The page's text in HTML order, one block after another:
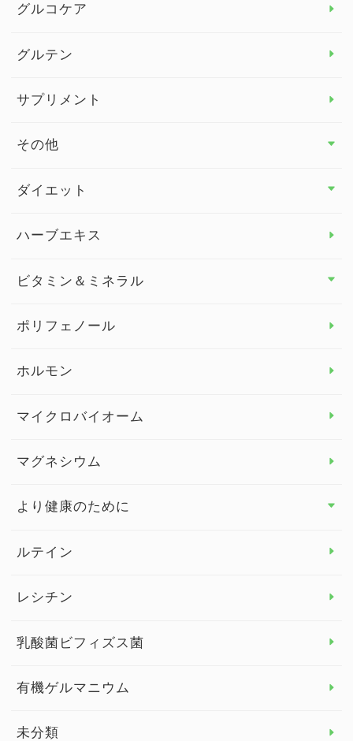
グルコケア
グルテン
サプリメント
その他
その他 トップ
健康セミナー
ダイエット
ダイエット トップ
ハーブエキス
ビタミン＆ミネラル
ビタミン＆ミネラル トップ
ビタミンE
ポリフェノール
ホルモン
マイクロバイオーム
マグネシウム
より健康のために
より健康のために トップ
眼の健康
睡眠
ルテイン
レシチン
乳酸菌ビフィズス菌
有機ゲルマニウム
未分類